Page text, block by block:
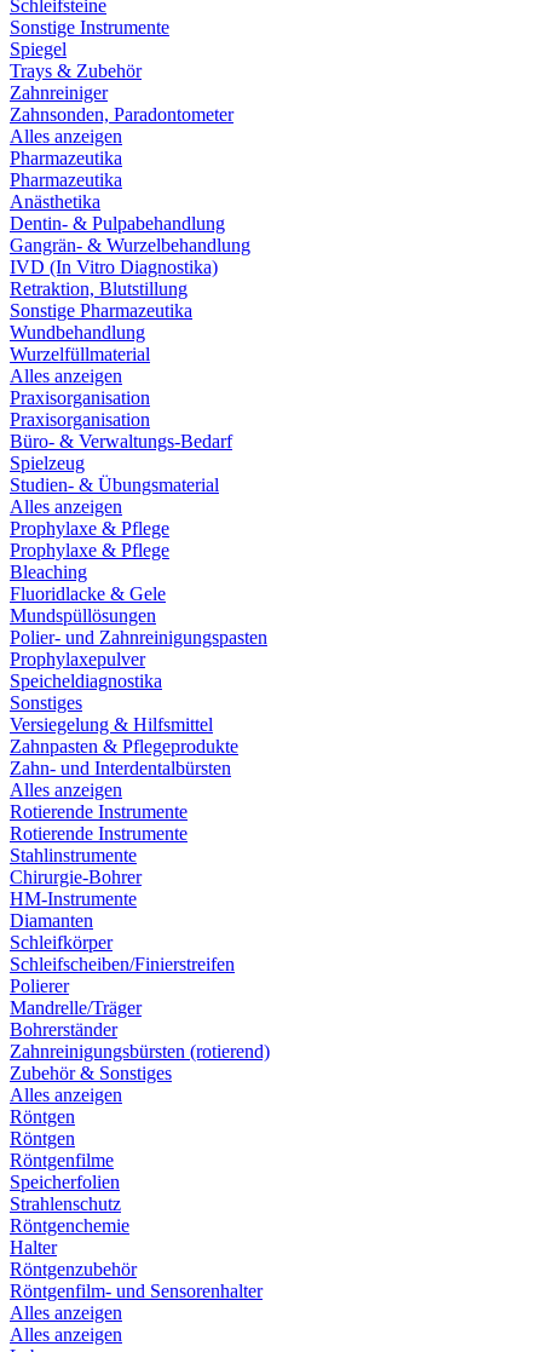
Schleifsteine
Sonstige Instrumente
Spiegel
Trays & Zubehör
Zahnreiniger
Zahnsonden, Paradontometer
Alles anzeigen
Pharmazeutika
Pharmazeutika
Anästhetika
Dentin- & Pulpabehandlung
Gangrän- & Wurzelbehandlung
IVD (In Vitro Diagnostika)
Retraktion, Blutstillung
Sonstige Pharmazeutika
Wundbehandlung
Wurzelfüllmaterial
Alles anzeigen
Praxisorganisation
Praxisorganisation
Büro- & Verwaltungs-Bedarf
Spielzeug
Studien- & Übungsmaterial
Alles anzeigen
Prophylaxe & Pflege
Prophylaxe & Pflege
Bleaching
Fluoridlacke & Gele
Mundspüllösungen
Polier- und Zahnreinigungspasten
Prophylaxepulver
Speicheldiagnostika
Sonstiges
Versiegelung & Hilfsmittel
Zahnpasten & Pflegeprodukte
Zahn- und Interdentalbürsten
Alles anzeigen
Rotierende Instrumente
Rotierende Instrumente
Stahlinstrumente
Chirurgie-Bohrer
HM-Instrumente
Diamanten
Schleifkörper
Schleifscheiben/Finierstreifen
Polierer
Mandrelle/Träger
Bohrerständer
Zahnreinigungsbürsten (rotierend)
Zubehör & Sonstiges
Alles anzeigen
Röntgen
Röntgen
Röntgenfilme
Speicherfolien
Strahlenschutz
Röntgenchemie
Halter
Röntgenzubehör
Röntgenfilm- und Sensorenhalter
Alles anzeigen
Alles anzeigen